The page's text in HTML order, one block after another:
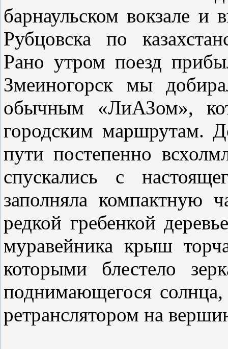
барнаульском вокзале
Рубцовска по
Рано утром поезд
Змеиногорск мы
обычным «ЛиАЗом»,
городским маршрутам.
пути постепенно
спускались с
заполняла компактную
редкой гребенкой
муравейника крыш
которыми блестело
поднимающегося
ретранслятором на